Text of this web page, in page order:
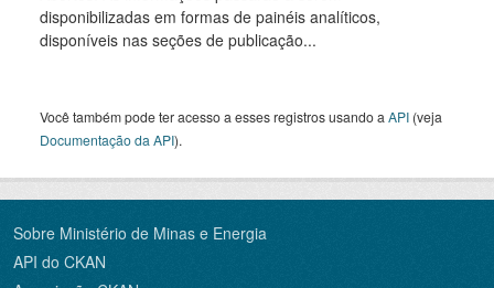
disponibilizadas em formas de painéis analíticos,
disponíveis nas seções de publicação...
Você também pode ter acesso a esses registros usando a API (veja
Documentação da API).
Sobre Ministério de Minas e Energia
API do CKAN